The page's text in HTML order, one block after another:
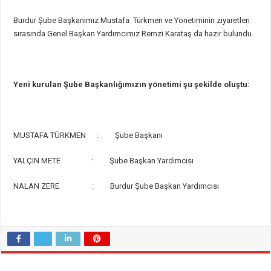
Burdur Şube Başkanımız Mustafa Türkmen ve Yönetiminin ziyaretleri
sırasında Genel Başkan Yardımcımız Remzi Karataş da hazır bulundu.
Yeni kurulan Şube Başkanlığımızın yönetimi şu şekilde oluştu:
MUSTAFA TÜRKMEN : Şube Başkanı
YALÇIN METE : Şube Başkan Yardımcısı
NALAN ZERE : Burdur Şube Başkan Yardımcısı